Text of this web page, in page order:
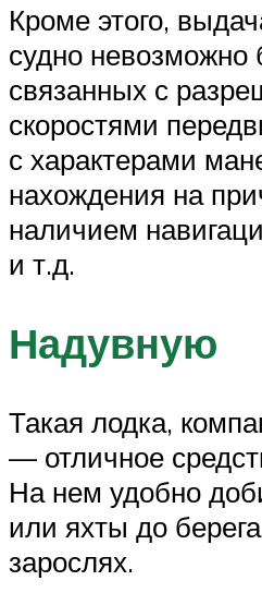
Кроме этого,
судно невозможно
связанных с
скоростями
с характерами
нахождения на
наличием
и т.д.
Надувную
Такая лодка,
— отличное
На нем удобно
или яхты до
зарослях.